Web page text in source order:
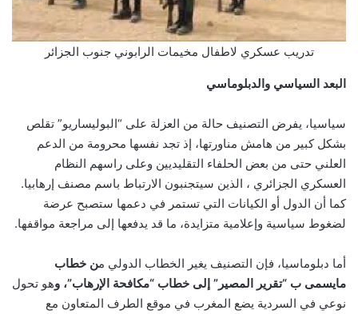
تدريب عسكري لاطفال مخيمات الرابوني جنوب الجزائر
البعد السياسي والدبلوماسي
سياسيا، يفرض التصنيف حالة من العزلة على “البوليساريو” تقلص
بشكل كبير من هامش مناورتها، إذ تجد نفسها محرومة من الدعم
العلني حتى من بعض الحلفاء التقليديين وعلى راسهم النظام
العسكري الجزائري ، الذين سيتجنبون الارتباط باسم مصنف إرهابيا.
كما أن الدول أو الكيانات التي تستمر في دعمها ستصبح عرضة
لضغوط سياسية وإعلامية متزايدة، ما قد يدفعها إلى مراجعة مواقفها.
أما دبلوماسيا، فإن التصنيف يغير الخطاب الدولي من خطاب
مايسمى ب “تقرير المصير” إلى خطاب “مكافحة الإرهاب”، وهو تحول
نوعي في السردية يضع المغرب في موقع الطرف المتعاون مع